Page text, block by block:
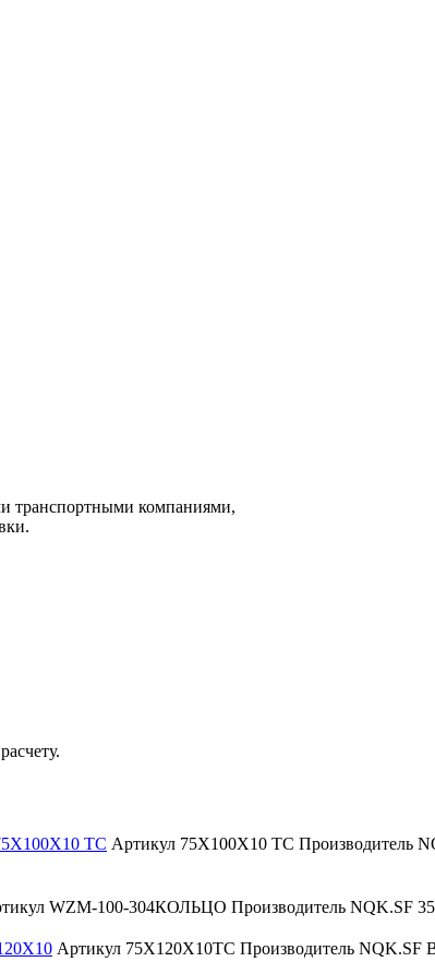
транспортными компаниями,
TC Артикул 75Х100Х10 TC Производитель
WZM-100-304КОЛЬЦО Производитель NQK.SF
Артикул 75Х120Х10TC Производитель NQK.SF